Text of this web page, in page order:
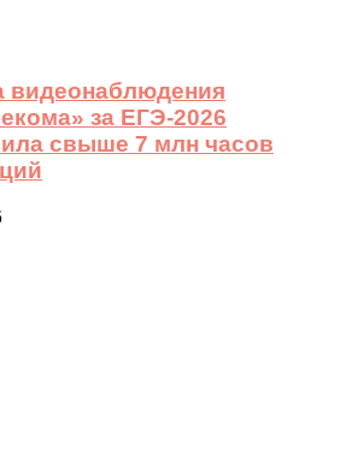
видеонаблюдения
за ЕГЭ-2026
свыше 7 млн часов